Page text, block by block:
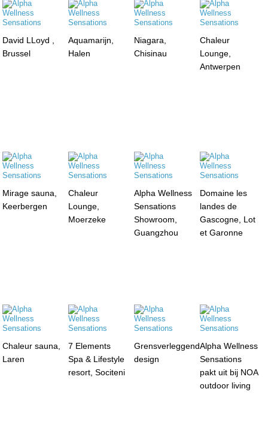
David LLoyd ,
Brussel
Aquamarijn,
Halen
Niagara,
Chisinau
Chaleur
Lounge,
Antwerpen
Mirage sauna,
Keerbergen
Chaleur
Lounge,
Moerzeke
Alpha Wellness
Sensations
Showroom,
Guangzhou
Domaine les
landes de
Gascogne, Lot
et Garonne
Chaleur sauna,
Laren
7 Elements
Spa & Lifestyle
resort, Sociteni
Grensverleggend
design
Alpha Wellness
Sensations
pakt uit bij NOA
outdoor living